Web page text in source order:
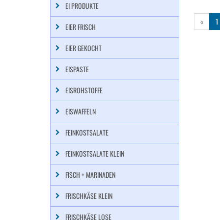
« 1
EI PRODUKTE
EIER FRISCH
EIER GEKOCHT
EISPASTE
EISROHSTOFFE
EISWAFFELN
FEINKOSTSALATE
FEINKOSTSALATE KLEIN
FISCH + MARINADEN
FRISCHKÄSE KLEIN
FRISCHKÄSE LOSE